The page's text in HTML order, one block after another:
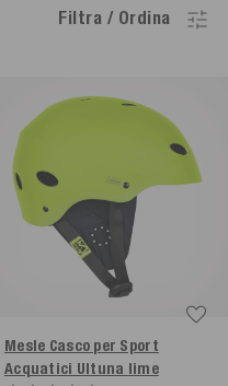
Filtra / Ordina
Mesle Casco per Sport
Acquatici Ultuna lime